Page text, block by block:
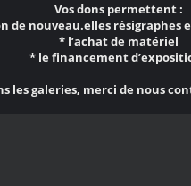
Vos dons permettent :
de nouveau.elles résigraphes
* l’achat de matériel
* le financement
les galeries, merci de nous